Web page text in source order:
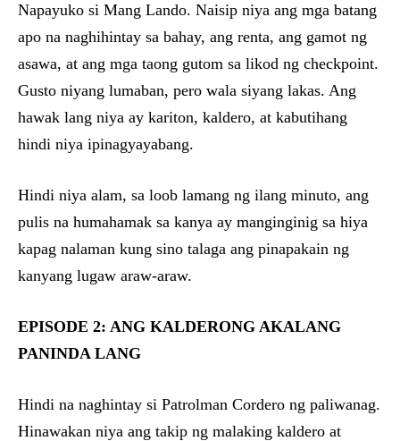
Napayuko si Mang Lando. Naisip niya ang mga batang
apo na naghihintay sa bahay, ang renta, ang gamot ng
asawa, at ang mga taong gutom sa likod ng checkpoint.
Gusto niyang lumaban, pero wala siyang lakas. Ang
hawak lang niya ay kariton, kaldero, at kabutihang
hindi niya ipinagyayabang.
Hindi niya alam, sa loob lamang ng ilang minuto, ang
pulis na humahamak sa kanya ay manginginig sa hiya
kapag nalaman kung sino talaga ang pinapakain ng
kanyang lugaw araw-araw.
EPISODE 2: ANG KALDERONG AKALANG
PANINDA LANG
Hindi na naghintay si Patrolman Cordero ng paliwanag.
Hinawakan niya ang takip ng malaking kaldero at